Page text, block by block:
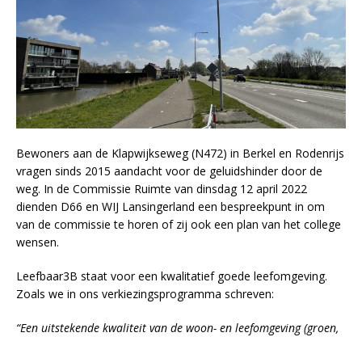
Bewoners aan de Klapwijkseweg (N472) in Berkel en Rodenrijs
vragen sinds 2015 aandacht voor de geluidshinder door de
weg. In de Commissie Ruimte van dinsdag 12 april 2022
dienden D66 en WIJ Lansingerland een bespreekpunt in om
van de commissie te horen of zij ook een plan van het college
wensen.
Leefbaar3B staat voor een kwalitatief goede leefomgeving.
Zoals we in ons verkiezingsprogramma schreven:
“Een uitstekende kwaliteit van de woon- en leefomgeving (groen,